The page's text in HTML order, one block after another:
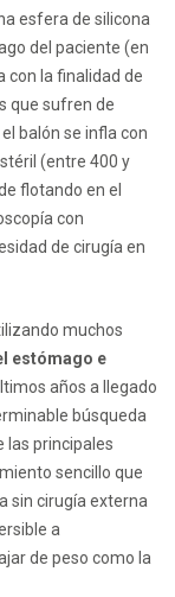
esfera de silicona
del paciente (en
con la finalidad de
que sufren de
el balón se infla con
(entre 400 y
flotando en el
con
de cirugía en
muchos
estómago e
años a llegado
búsqueda
las principales
sencillo que
sin cirugía externa
a
de peso como la